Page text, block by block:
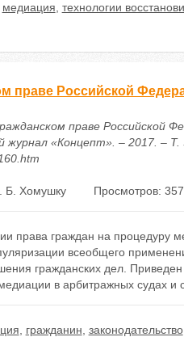
медиация технологии
праве Российской
праве Российской
журнал «Концепт». – 2017. – Т.
Б. Хомушку Просмотров:
права граждан на процедуру
всеобщего
гражданских дел.
в арбитражных судах и
гражданин законодательство,